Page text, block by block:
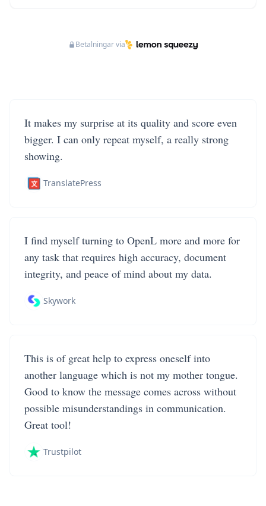
Betalningar via
It makes my surprise at its quality and score even
bigger. I can only repeat myself, a really strong
showing.
TranslatePress
I find myself turning to OpenL more and more for
any task that requires high accuracy, document
integrity, and peace of mind about my data.
Skywork
This is of great help to express oneself into
another language which is not my mother tongue.
Good to know the message comes across without
possible misunderstandings in communication.
Great tool!
Trustpilot